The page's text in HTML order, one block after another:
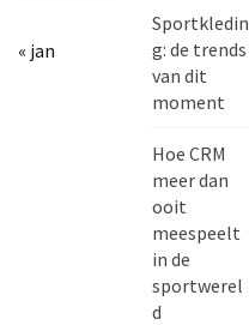
« jan
Sportkledin
g: de trends
van dit
moment
Hoe CRM
meer dan
ooit
meespeelt
in de
sportwerel
d